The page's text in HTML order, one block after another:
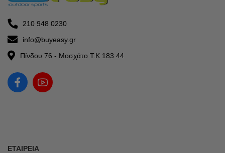
210 948 0230
info@buyeasy.gr
Πίνδου 76 - Μοσχάτο Τ.Κ 183 44
ΕΤΑΙΡΕΊΑ